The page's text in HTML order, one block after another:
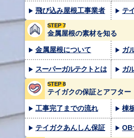
飛び込み屋根工事業者 テ
STEP 7
金属屋根の素材を知る
金属屋根について ガ
スーパーガルテクトとは ガ
STEP 8
テイガクの保証とアフター
工事完了までの流れ 棟
テイガクあんしん保証 OB